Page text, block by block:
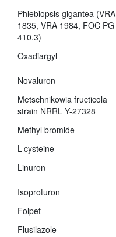
Phlebiopsis gigantea (VRA
1835, VRA 1984, FOC PG
410.3)
Oxadiargyl
Novaluron
Metschnikowia fructicola
strain NRRL Y-27328
Methyl bromide
L-cysteine
Linuron
Isoproturon
Folpet
Flusilazole